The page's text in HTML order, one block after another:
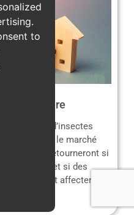
immobilière
infestée
d’insectes
sur le marché
se détourneront si
découverts, et si des
cela pourrait affecter la
to